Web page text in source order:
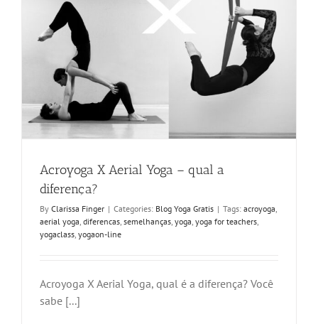
Acroyoga X Aerial Yoga – qual a
diferença?
By Clarissa Finger | Categories: Blog Yoga Gratis | Tags: acroyoga,
aerial yoga, diferencas, semelhanças, yoga, yoga for teachers,
yogaclass, yogaon-line
Acroyoga X Aerial Yoga, qual é a diferença? Você
sabe [...]